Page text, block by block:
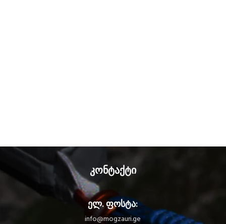
კონტაქტი
ელ. ფოსტა:
info@mogzauri.ge